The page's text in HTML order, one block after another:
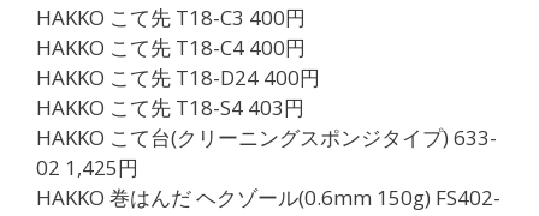
HAKKO こて先 T18-C3 400円
HAKKO こて先 T18-C4 400円
HAKKO こて先 T18-D24 400円
HAKKO こて先 T18-S4 403円
HAKKO こて台(クリーニングスポンジタイプ) 633-
02 1,425円
HAKKO 巻はんだ ヘクゾール(0.6mm 150g) FS402-